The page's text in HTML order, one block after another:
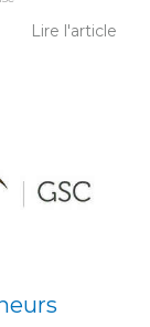
Lire l'article